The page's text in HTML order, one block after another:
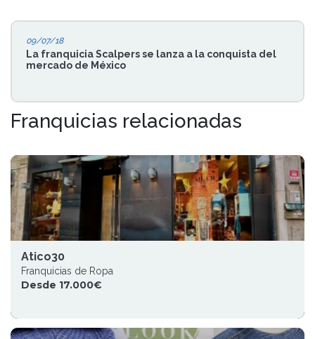
09/07/18
La franquicia Scalpers se lanza a la conquista del
mercado de México
Franquicias relacionadas
Atico30
Franquicias de Ropa
Desde 17.000€